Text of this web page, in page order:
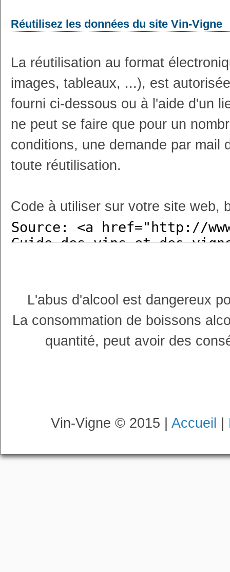
Réutilisez les données du site Vin-Vigne
La réutilisation au format
images, tableaux, ...), est
fourni ci-dessous ou à l'aide d'un
ne peut se faire que pour un
conditions, une demande par mail
toute réutilisation.
Code à utiliser sur votre site web,
L'abus d'alcool est dangereux
La consommation de boissons
quantité, peut avoir des
Vin-Vigne © 2015 | Accueil